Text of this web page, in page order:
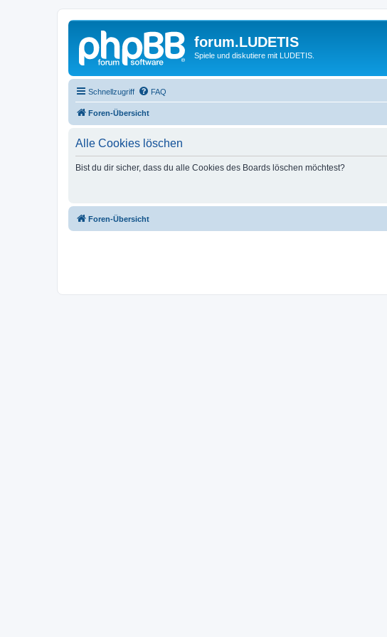
forum.LUDETIS
Spiele und diskutiere mit LUDETIS.
Schnellzugriff FAQ
Foren-Übersicht
Alle Cookies löschen
Bist du dir sicher, dass du alle Cookies des Boards löschen möchtest?
Foren-Übersicht